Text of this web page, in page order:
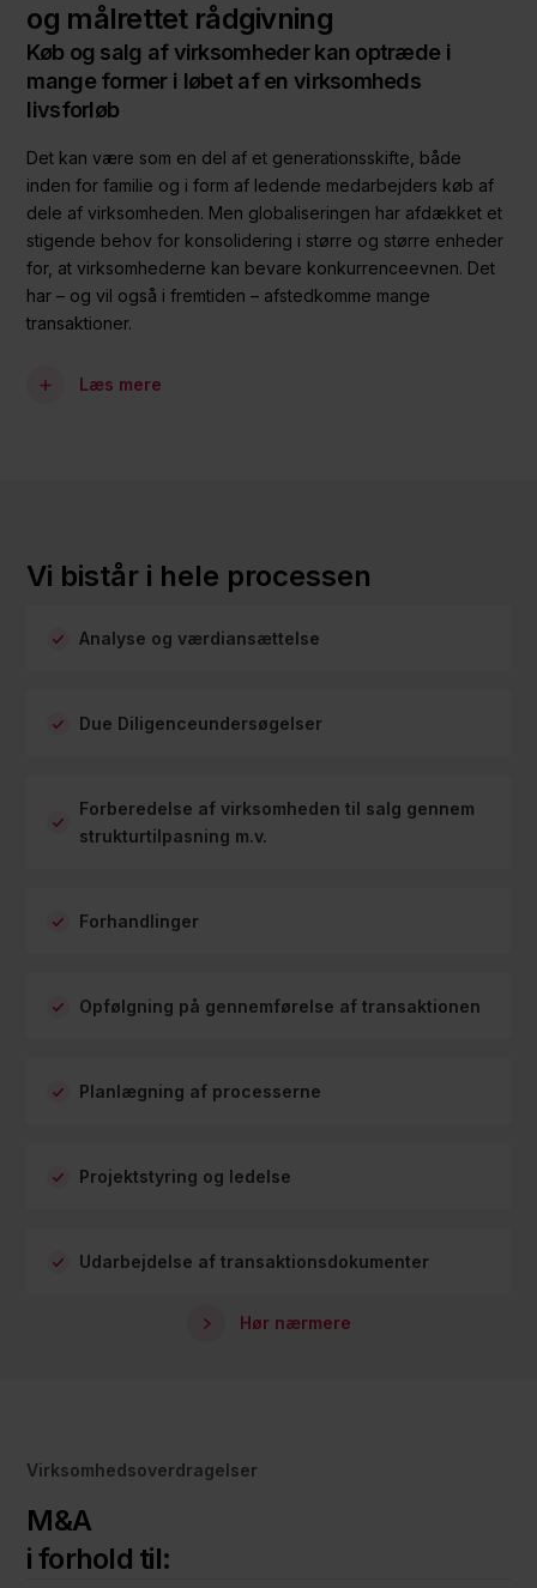
og målrettet rådgivning
Køb og salg af virksomheder kan optræde i
mange former i løbet af en virksomheds
livsforløb
Det kan være som en del af et generationsskifte, både
inden for familie og i form af ledende medarbejders køb af
dele af virksomheden. Men globaliseringen har afdækket et
stigende behov for konsolidering i større og større enheder
for, at virksomhederne kan bevare konkurrenceevnen. Det
har – og vil også i fremtiden – afstedkomme mange
transaktioner.
Læs mere
Vi bistår i hele processen
Analyse og værdiansættelse
Due Diligenceundersøgelser
Forberedelse af virksomheden til salg gennem
strukturtilpasning m.v.
Forhandlinger
Opfølgning på gennemførelse af transaktionen
Planlægning af processerne
Projektstyring og ledelse
Udarbejdelse af transaktionsdokumenter
Hør nærmere
Virksomhedsoverdragelser
M&A
i forhold til: